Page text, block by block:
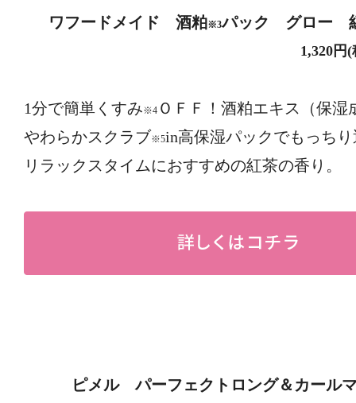
ワフードメイド 酒粕※3パック グロー
1,320円(税
1分で簡単くすみ※4 ＯＦＦ！酒粕エキス（保湿
やわらかスクラブ※5in高保湿パックでもっち
リラックスタイムにおすすめの紅茶の香り。
ピメル パーフェクトロング＆カール